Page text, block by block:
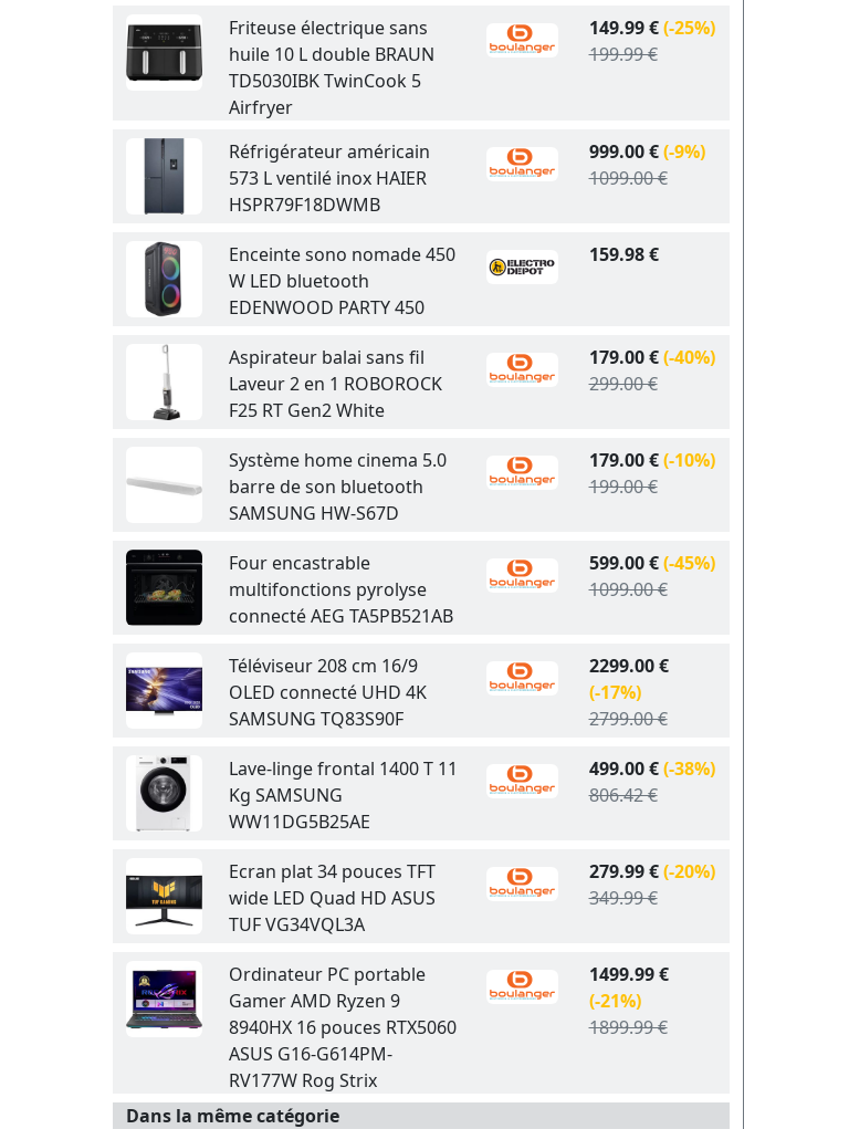
Friteuse électrique sans
huile 10 L double BRAUN
TD5030IBK TwinCook 5
Airfryer
149.99 €(-25%)
199.99 €
Réfrigérateur américain
573 L ventilé inox HAIER
HSPR79F18DWMB
999.00 €(-9%)
1099.00 €
Enceinte sono nomade 450
W LED bluetooth
EDENWOOD PARTY 450
159.98 €
Aspirateur balai sans fil
Laveur 2 en 1 ROBOROCK
F25 RT Gen2 White
179.00 €(-40%)
299.00 €
Système home cinema 5.0
barre de son bluetooth
SAMSUNG HW-S67D
179.00 €(-10%)
199.00 €
Four encastrable
multifonctions pyrolyse
connecté AEG TA5PB521AB
599.00 €(-45%)
1099.00 €
Téléviseur 208 cm 16/9
OLED connecté UHD 4K
SAMSUNG TQ83S90F
2299.00 €
(-17%)
2799.00 €
Lave-linge frontal 1400 T 11
Kg SAMSUNG
WW11DG5B25AE
499.00 €(-38%)
806.42 €
Ecran plat 34 pouces TFT
wide LED Quad HD ASUS
TUF VG34VQL3A
279.99 €(-20%)
349.99 €
Ordinateur PC portable
Gamer AMD Ryzen 9
8940HX 16 pouces RTX5060
ASUS G16-G614PM-
RV177W Rog Strix
1499.99 €
(-21%)
1899.99 €
Dans la même catégorie